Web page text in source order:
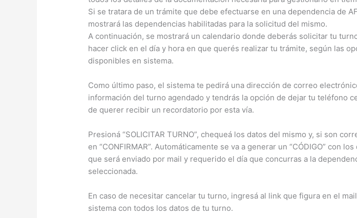
Si se tratara de un trámite que debe efectuarse en una dependencia de
mostrará las dependencias habilitadas para la solicitud del mismo.
A continuación, se mostrará un calendario donde deberás solicitar tu
hacer click en el día y hora en que querés realizar tu trámite, según las
disponibles en sistema.
Como último paso, el sistema te pedirá una dirección de correo
información del turno agendado y tendrás la opción de dejar tu teléfono
de querer recibir un recordatorio por esta vía.
Presioná “SOLICITAR TURNO”, chequeá los datos del mismo y, si son
en “CONFIRMAR”. Automáticamente se va a generar un “CÓDIGO” con
que será enviado por mail y requerido el día que concurras a la
seleccionada.
En caso de necesitar cancelar tu turno, ingresá al link que figura en el
sistema con todos los datos de tu turno.